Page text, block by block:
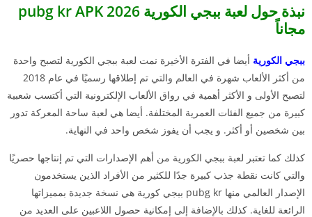
نبذة حول لعبة ببجي الكورية 2026 pubg kr APK
مجاناً
ببجي الكورية أيضا في الفترة الأخيرة نمت لعبة ببجي الكورية لتصبح واحدة
من أكثر الألعاب شهرة في العالم والتي تم إطلاقها رسميًا في عام 2018
لتصبح الأولى و الأكثر أهمية في رواق الألعاب الإلكترونية التي أكتسب شعبية
كبيرة من جميع الفئات العمرية المختلفة. أيضا هي لعبة ساحة المعركة تدور
بين شخصين أو أكثر. و يجب أن يفوز شخص واحد في النهاية.
كذلك كما تعتبر لعبة ببجي الكورية من أهم الإصدارات التي تم إنتاجها حصريًا
والتي كانت نقطة جذب كبيرة جدًا للكثير من الأفراد الذين يستخدمون
الإصدار العالمي منها pubg kr ببجي كورية هي نسخة جديدة بمميزاتها
الرائعة للغاية. كذلك بالإضافة إلى إمكانية حصول اللاعبين على العديد من